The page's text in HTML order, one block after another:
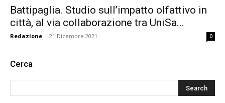
Battipaglia. Studio sull’impatto olfattivo in
città, al via collaborazione tra UniSa...
Redazione - 21 Dicembre 2021 0
Cerca